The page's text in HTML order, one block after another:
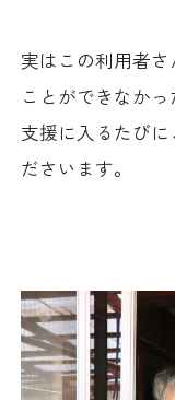
実はこの利用者さ
ことができなかっ
支援に入るたび
ださいます。